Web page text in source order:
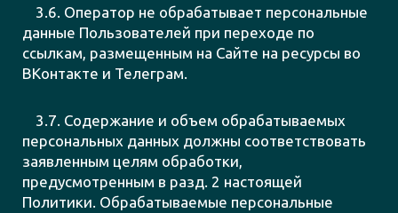
3.6. Оператор не обрабатывает персональные
данные Пользователей при переходе по
ссылкам, размещенным на Сайте на ресурсы во
ВКонтакте и Телеграм.
3.7. Содержание и объем обрабатываемых
персональных данных должны соответствовать
заявленным целям обработки,
предусмотренным в разд. 2 настоящей
Политики. Обрабатываемые персональные